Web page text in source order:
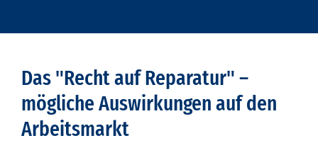
Das "Recht auf Reparatur" –
mögliche Auswirkungen auf den
Arbeitsmarkt